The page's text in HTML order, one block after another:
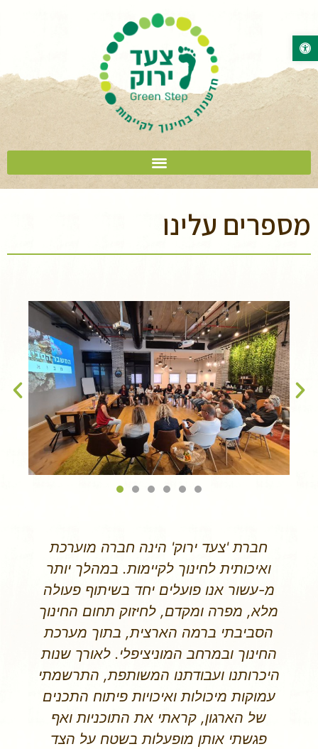
פתח סרגל נגישות
מספרים עלינו
במהלך שנת הלימודים תשפ"א, בתוך
משבר הקורונה, פנינו לחברת 'צעד ירוק'
בבקשה לפתח עבורנו תכנית לימודים
חדשנית ומעמיקה בראיה רב תחומית
העוסקת במגוון נושאי הקיימות. ביקשנו
שהתוכנית שתפותח תהיה מותאמת גם
ללמידה מרחוק נוכח התקופה בה פעלנו.
התכנית שפותחה עוסקת בהיווצרות
המשבר הסביבתי, העמקה בשינויי
האקלים והשלכותיהם, סקירה רב תחומית